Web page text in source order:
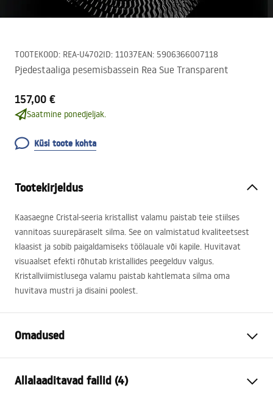
TOOTEKOOD: REA-U4702ID: 11037EAN: 5906366007118
Pjedestaaliga pesemisbassein Rea Sue Transparent
157,00 €
Saatmine ponedjeljak.
Küsi toote kohta
Tootekirjeldus
Kaasaegne Cristal-seeria kristallist valamu paistab teie stiilses
vannitoas suurepäraselt silma. See on valmistatud kvaliteetsest
klaasist ja sobib paigaldamiseks töölauale või kapile. Huvitavat
visuaalset efekti rõhutab kristallides peegelduv valgus.
Kristallviimistlusega valamu paistab kahtlemata silma oma
huvitava mustri ja disaini poolest.
Omadused
Materjal
Allalaaditavad failid (4)